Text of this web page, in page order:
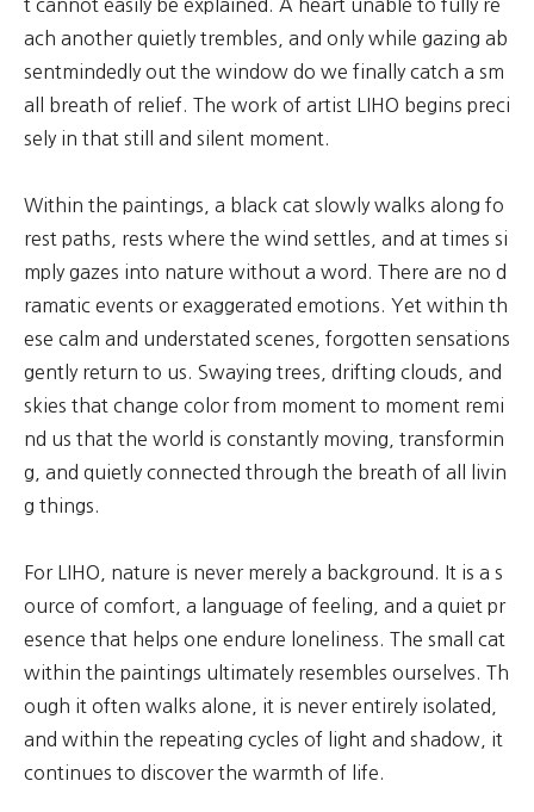
t cannot easily be explained. A heart unable to fully re
ach another quietly trembles, and only while gazing ab
sentmindedly out the window do we finally catch a sm
all breath of relief. The work of artist LIHO begins preci
sely in that still and silent moment.
Within the paintings, a black cat slowly walks along fo
rest paths, rests where the wind settles, and at times si
mply gazes into nature without a word. There are no d
ramatic events or exaggerated emotions. Yet within th
ese calm and understated scenes, forgotten sensations
gently return to us. Swaying trees, drifting clouds, and
skies that change color from moment to moment remi
nd us that the world is constantly moving, transformin
g, and quietly connected through the breath of all livin
g things.
For LIHO, nature is never merely a background. It is a s
ource of comfort, a language of feeling, and a quiet pr
esence that helps one endure loneliness. The small cat
within the paintings ultimately resembles ourselves. Th
ough it often walks alone, it is never entirely isolated,
and within the repeating cycles of light and shadow, it
continues to discover the warmth of life.